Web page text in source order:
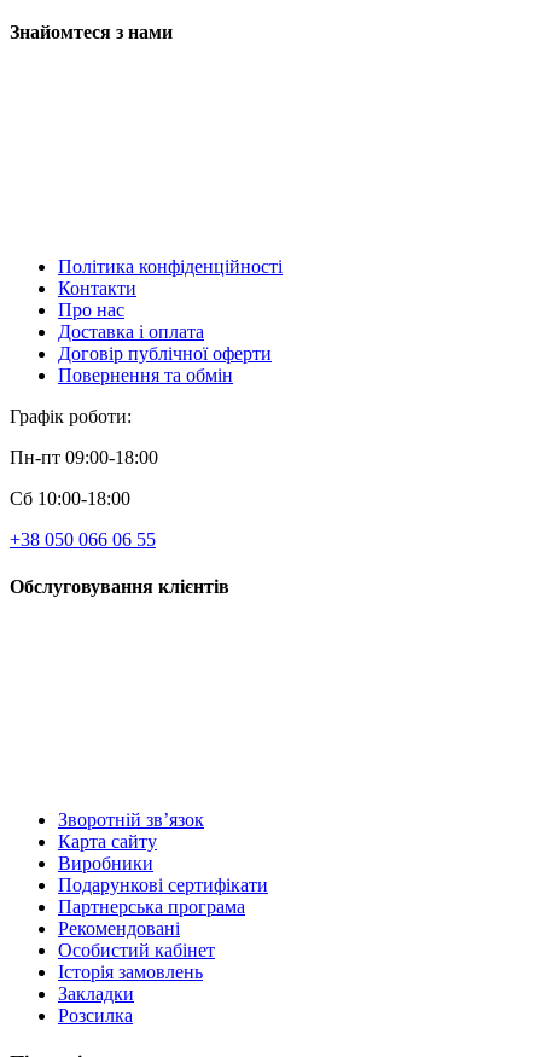
Знайомтеся з нами
Політика конфіденційності
Контакти
Про нас
Доставка і оплата
Договір публічної оферти
Повернення та обмін
Графік роботи:
Пн-пт 09:00-18:00
Сб 10:00-18:00
+38 050 066 06 55
Обслуговування клієнтів
Зворотній зв’язок
Карта сайту
Виробники
Подарункові сертифікати
Партнерська програма
Рекомендовані
Особистий кабінет
Історія замовлень
Закладки
Розсилка